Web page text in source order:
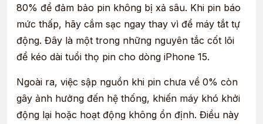
80% để đảm bảo pin không bị xả sâu. Khi pin báo
mức thấp, hãy cắm sạc ngay thay vì để máy tắt tự
động. Đây là một trong những nguyên tắc cốt lõi
để kéo dài tuổi thọ pin cho dòng iPhone 15.
Ngoài ra, việc sập nguồn khi pin chưa về 0% còn
gây ảnh hưởng đến hệ thống, khiến máy khó khởi
động lại hoặc hoạt động không ổn định. Điều này